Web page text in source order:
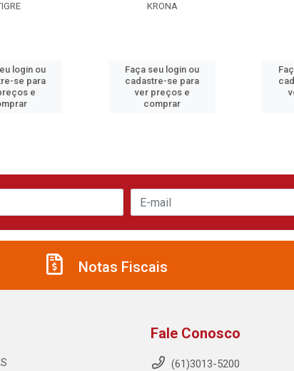
login ou
se para
e
KRONA
Faça seu login ou
cadastre-se para
ver preços e
comprar
Notas Fiscais
Fale Conosco
(61)3013-5200